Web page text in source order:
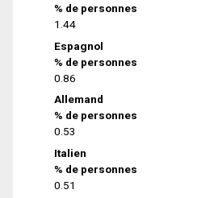
% de personnes
1.44
Espagnol
% de personnes
0.86
Allemand
% de personnes
0.53
Italien
% de personnes
0.51